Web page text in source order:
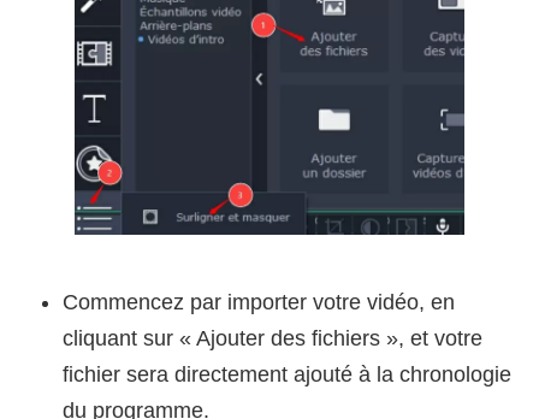
Commencez par importer votre vidéo, en
cliquant sur « Ajouter des fichiers », et votre
fichier sera directement ajouté à la chronologie
du programme.